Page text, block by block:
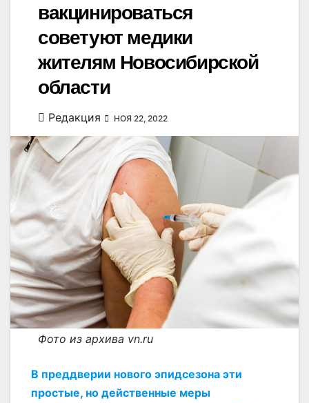
вакцинироваться
советуют медики
жителям Новосибирской
области
Редакция НОЯ 22, 2022
Фото из архива vn.ru
В преддверии нового эпидсезона эти
простые, но действенные меры